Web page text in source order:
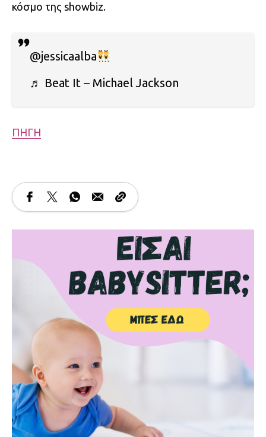
κόσμο της showbiz.
@jessicaalba
♬ Beat It – Michael Jackson
ΠΗΓΗ